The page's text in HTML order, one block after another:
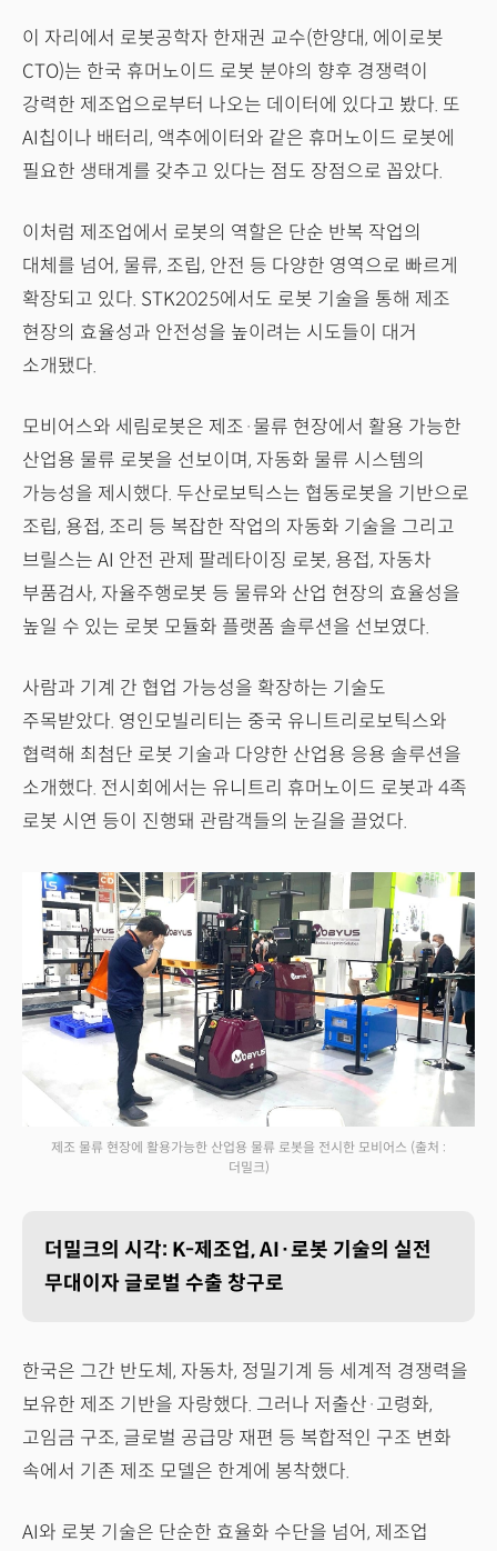
이 자리에서 로봇공학자 한재권 교수(한양대, 에이로봇
CTO)는 한국 휴머노이드 로봇 분야의 향후 경쟁력이
강력한 제조업으로부터 나오는 데이터에 있다고 봤다. 또
AI칩이나 배터리, 액추에이터와 같은 휴머노이드 로봇에
필요한 생태계를 갖추고 있다는 점도 장점으로 꼽았다.
이처럼 제조업에서 로봇의 역할은 단순 반복 작업의
대체를 넘어, 물류, 조립, 안전 등 다양한 영역으로 빠르게
확장되고 있다. STK2025에서도 로봇 기술을 통해 제조
현장의 효율성과 안전성을 높이려는 시도들이 대거
소개됐다.
모비어스와 세림로봇은 제조·물류 현장에서 활용 가능한
산업용 물류 로봇을 선보이며, 자동화 물류 시스템의
가능성을 제시했다. 두산로보틱스는 협동로봇을 기반으로
조립, 용접, 조리 등 복잡한 작업의 자동화 기술을 그리고
브릴스는 AI 안전 관제 팔레타이징 로봇, 용접, 자동차
부품검사, 자율주행로봇 등 물류와 산업 현장의 효율성을
높일 수 있는 로봇 모듈화 플랫폼 솔루션을 선보였다.
사람과 기계 간 협업 가능성을 확장하는 기술도
주목받았다. 영인모빌리티는 중국 유니트리로보틱스와
협력해 최첨단 로봇 기술과 다양한 산업용 응용 솔루션을
소개했다. 전시회에서는 유니트리 휴머노이드 로봇과 4족
로봇 시연 등이 진행돼 관람객들의 눈길을 끌었다.
제조 물류 현장에 활용가능한 산업용 물류 로봇을 전시한 모비어스 (출처 :
더밀크)
더밀크의 시각: K-제조업, AI·로봇 기술의 실전
무대이자 글로벌 수출 창구로
한국은 그간 반도체, 자동차, 정밀기계 등 세계적 경쟁력을
보유한 제조 기반을 자랑했다. 그러나 저출산·고령화,
고임금 구조, 글로벌 공급망 재편 등 복합적인 구조 변화
속에서 기존 제조 모델은 한계에 봉착했다.
AI와 로봇 기술은 단순한 효율화 수단을 넘어, 제조업